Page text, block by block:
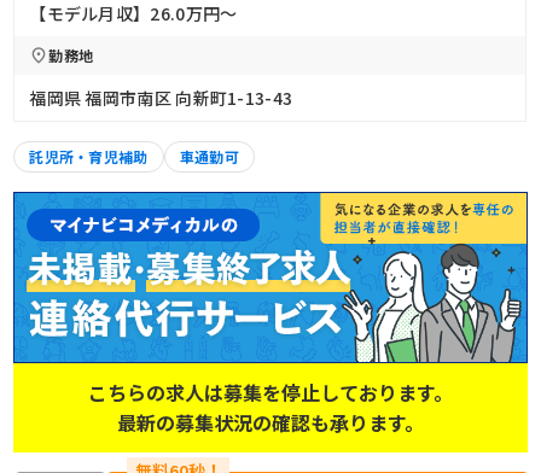
【モデル月収】26.0万円〜
勤務地
福岡県 福岡市南区 向新町1-13-43
託児所・育児補助 車通勤可
こちらの求人は募集を停止しております。
最新の募集状況の確認も承ります。